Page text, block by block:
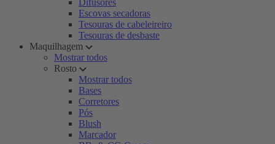
Difusores
Escovas secadoras
Tesouras de cabeleireiro
Tesouras de desbaste
Maquilhagem
Mostrar todos
Rosto
Mostrar todos
Bases
Corretores
Pós
Blush
Marcador